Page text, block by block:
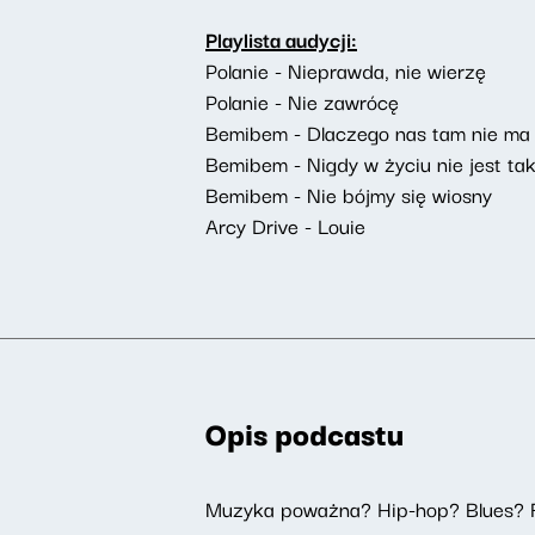
Playlista audycji:
Polanie - Nieprawda, nie wierzę
Polanie - Nie zawrócę
Bemibem - Dlaczego nas tam nie ma
Bemibem - Nigdy w życiu nie jest tak
Bemibem - Nie bójmy się wiosny
Arcy Drive - Louie
Opis podcastu
Muzyka poważna? Hip-hop? Blues?